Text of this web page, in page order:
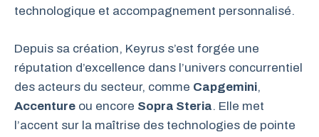
technologique et accompagnement personnalisé.
Depuis sa création, Keyrus s’est forgée une
réputation d’excellence dans l’univers concurrentiel
des acteurs du secteur, comme Capgemini,
Accenture ou encore Sopra Steria. Elle met
l’accent sur la maîtrise des technologies de pointe